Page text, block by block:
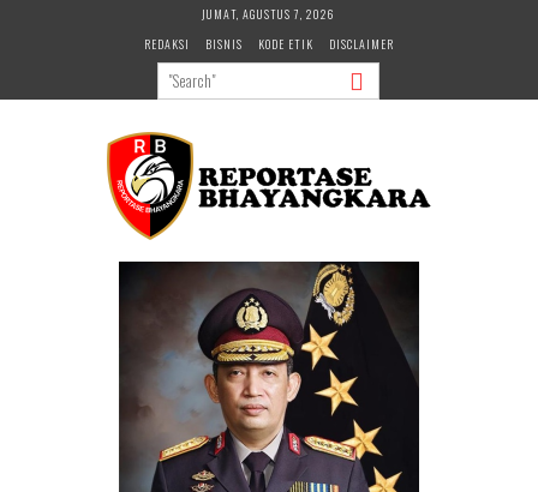
JUMAT, AGUSTUS 7, 2026
REDAKSI
BISNIS KODE ETIK DISCLAIMER